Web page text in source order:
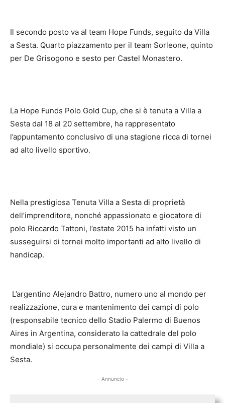
Il secondo posto va al team Hope Funds, seguito da Villa
a Sesta. Quarto piazzamento per il team Sorleone, quinto
per De Grisogono e sesto per Castel Monastero.
La Hope Funds Polo Gold Cup, che si è tenuta a Villa a
Sesta dal 18 al 20 settembre, ha rappresentato
l’appuntamento conclusivo di una stagione ricca di tornei
ad alto livello sportivo.
Nella prestigiosa Tenuta Villa a Sesta di proprietà
dell’imprenditore, nonché appassionato e giocatore di
polo Riccardo Tattoni, l’estate 2015 ha infatti visto un
susseguirsi di tornei molto importanti ad alto livello di
handicap.
L’argentino Alejandro Battro, numero uno al mondo per
realizzazione, cura e mantenimento dei campi di polo
(responsabile tecnico dello Stadio Palermo di Buenos
Aires in Argentina, considerato la cattedrale del polo
mondiale) si occupa personalmente dei campi di Villa a
Sesta.
- Annuncio -